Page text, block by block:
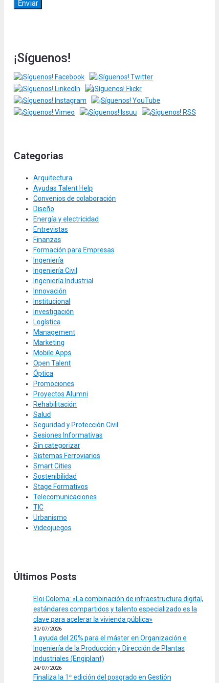
¡Síguenos!
Categorias
Arquitectura
Ayudas Talent Help
Convenios de colaboración
Diseño
Energía y electricidad
Entrevistas
Finanzas
Formación para Empresas
Ingeniería
Ingeniería Civil
Ingeniería Industrial
Innovación
Institucional
Investigación
Logística
Management
Marketing
Mobile Apps
Open Talent
Óptica
Promociones
Proyectos Alumni
Rehabilitación
Salud
Seguridad y Protección Civil
Sesiones Informativas
Sin categorizar
Sistemas Ferroviarios
Smart Cities
Sostenibilidad
Stage Formativos
Telecomunicaciones
TIC
Urbanismo
Videojuegos
Últimos Posts
Eloi Coloma: «La combinación de infraestructura digital,
estándares compartidos y talento especializado es la
clave para acelerar la vivienda pública»
30/07/2026
1 ayuda del 20% para el máster en Organización e
Ingeniería de la Producción y Dirección de Plantas
Industriales (Engiplant)
24/07/2026
Finaliza la 1ª edición del posgrado en Gestión